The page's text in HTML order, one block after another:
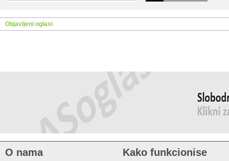
Objavljeni oglasi
O nama
Kako funkcionise